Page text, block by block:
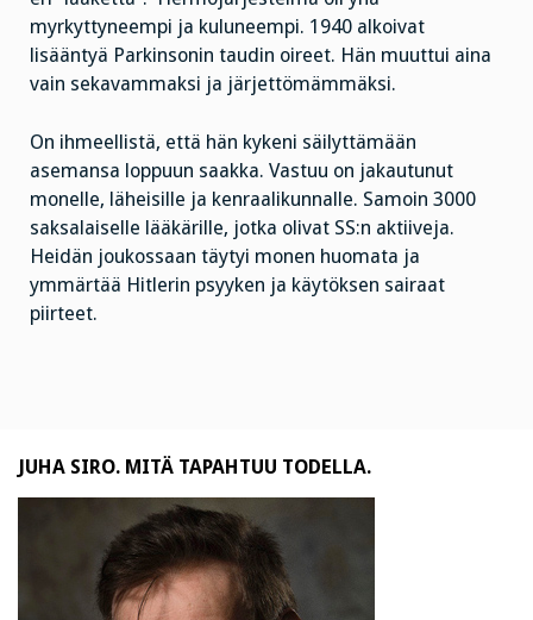
myrkyttyneempi ja kuluneempi. 1940 alkoivat
lisääntyä Parkinsonin taudin oireet. Hän muuttui aina
vain sekavammaksi ja järjettömämmäksi.
On ihmeellistä, että hän kykeni säilyttämään
asemansa loppuun saakka. Vastuu on jakautunut
monelle, läheisille ja kenraalikunnalle. Samoin 3000
saksalaiselle lääkärille, jotka olivat SS:n aktiiveja.
Heidän joukossaan täytyi monen huomata ja
ymmärtää Hitlerin psyyken ja käytöksen sairaat
piirteet.
JUHA SIRO. MITÄ TAPAHTUU TODELLA.